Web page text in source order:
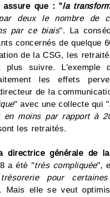
assure que : "la
deux le nombre de
par ce biais". La
concernés de quelque
de la CSG, les
plus suivre. L'exemple
les effets
de la
" avec une collecte qui "
moins par rapport à
les retraités.
directrice générale de
a été "très compliquée",
pour
Mais elle se veut